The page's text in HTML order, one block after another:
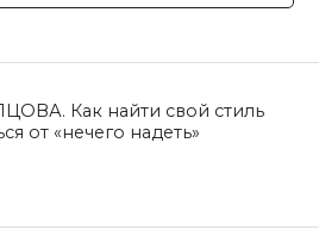
Как найти свой стиль
от «нечего надеть»